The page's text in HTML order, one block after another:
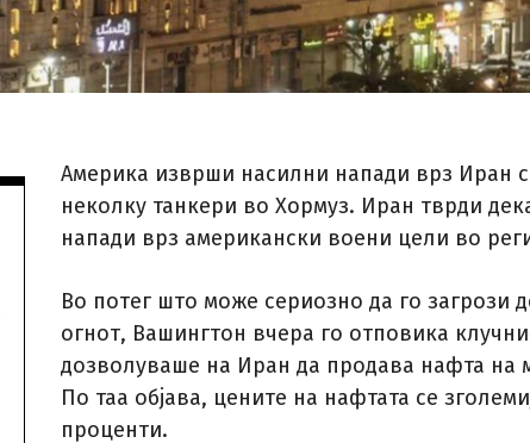
Америка изврши насилни напади врз Иран
неколку танкери во Хормуз. Иран тврди
напади врз американски воени цели во
Во потег што може сериозно да го загрози
огнот, Вашингтон вчера го отповика
дозволуваше на Иран да продава нафта на
По таа објава, цените на нафтата се
проценти.